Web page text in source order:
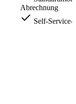
Abrechnung
Self-Service-